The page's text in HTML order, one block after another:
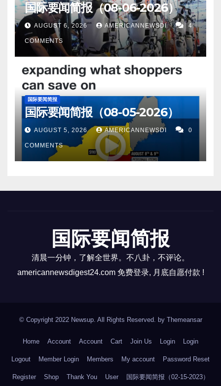
以色列的报复可能要等待很长时间。 Screenshot 9。
据BBC News 报道，美国指控中国持不同政见者涉嫌
为北京从事间谍活动。美国检察官对一名居住在美国
的中国持不同政见者提起刑事指控，指控他是北京情
报部门的特工。美国司法部 (DOJ) 在一份声明中称，
67 岁的唐远军于周三在纽约市被捕。他被指控监视居
住在美国的中国民主活动人士和异见人士。
Screenshot 10。据CMBC 报道，由于投资者期待美联
储主席杰罗姆·鲍威尔的讲话，美国十年期国债周四上
涨。10年期国债收益率上涨超过2个基点至3.799%，
而2年期国债收益率上涨约1个基点至3.929%。
者追踪，尚未发现其他当地感染病例。 Screenshot
12。据Newsweek报道，根据中国海关当局的统计数
据，近几个月来，中国大幅减少了对俄罗斯石油的进
口。上个月，俄罗斯通过管道和运输方式流入中国的
报道，太阳比专家预测的更加活跃。这可能意味着更
国际要闻简报（08-06-2026）
AUGUST 6, 2026 AMERICANNEWSDI 4
COMMENTS
国际要闻简报
国际要闻简报（08-05-2026）
AUGUST 5, 2026 AMERICANNEWSDI 0
COMMENTS
国际要闻简报
清晨一分钟，了解全世界。不八卦，不评论。
americannewsdigest24.com 免费登录, 月底自愿付款 !
© Copyright 2022 Newsup. All Rights Reserved. by Themeansar
Home Account Account Cart Join Us Login Login
Logout Member Login Members My account Password Reset
Register Shop Thank You User 国际要闻简报（02-15-2023）